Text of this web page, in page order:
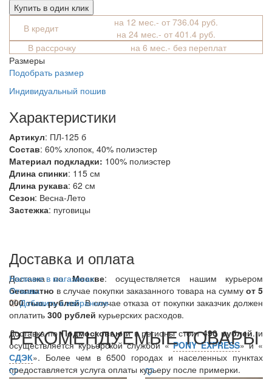
Купить в один клик
В кредит
на 12 мес.- от 736.04 руб.
на 24 мес.- от 401.4 руб.
В рассрочку
на 6 мес.- без переплат
Размеры
Подобрать размер
Индивидуальный пошив
Характеристики
Артикул: ПЛ-125 б
Состав: 60% хлопок, 40% полиэстер
Материал подкладки: 100% полиэстер
Длина спинки: 115 см
Длина рукава: 62 см
Сезон: Весна-Лето
Застежка: пуговицы
Доставка и оплата
Доставка поМоскве: осуществляется нашим курьером
бесплатно в случае покупки заказанного товара на сумму от 5
000 тыс. рублей. В случае отказа от покупки заказчик должен
оплатить 300 рублей курьерских расходов.
Доставка поПодмосковьюи в регионы стоит490 рублей. и
осуществляется курьерской службой «PONY EXPRESS» и «
СДЭК». Более чем в 6500 городах и населенных пунктах
предоставляется услуга оплаты курьеру после примерки.
Наличие в магазинах
Отзывы
Добавить в избранное
РЕКОМЕНДУЕМЫЕ ТОВАРЫ